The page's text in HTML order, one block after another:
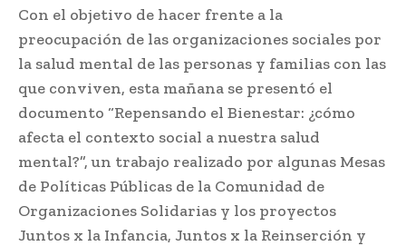
Con el objetivo de hacer frente a la
preocupación de las organizaciones sociales por
la salud mental de las personas y familias con las
que conviven, esta mañana se presentó el
documento “Repensando el Bienestar: ¿cómo
afecta el contexto social a nuestra salud
mental?”, un trabajo realizado por algunas Mesas
de Políticas Públicas de la Comunidad de
Organizaciones Solidarias y los proyectos
Juntos x la Infancia, Juntos x la Reinserción y